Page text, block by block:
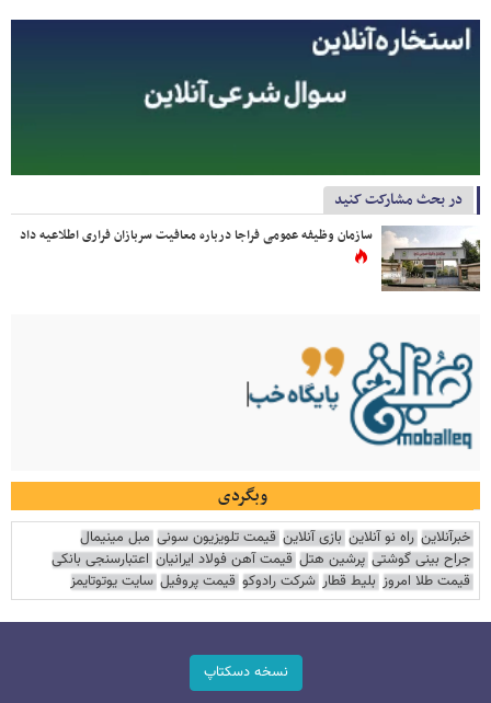
در بحث مشارکت کنید
سازمان وظیفه عمومی فراجا درباره معافیت سربازان فراری اطلاعیه داد
وبگردی
خبرآنلاین راه نو آنلاین بازی آنلاین قیمت تلویزیون سونی مبل مینیمال
جراح بینی گوشتی پرشین هتل قیمت آهن فولاد ایرانیان اعتبارسنجی بانکی
قیمت طلا امروز بلیط قطار شرکت رادوکو قیمت پروفیل سایت یوتوتایمز
نسخه دسکتاپ